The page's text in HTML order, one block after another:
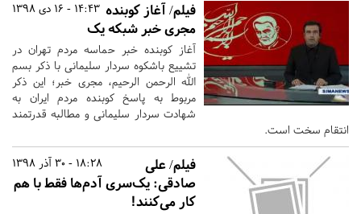
14:43 - 16 دی 1398 فیلم/ آغاز کوبنده
مجری خبر شبکه یک
آغاز کوبنده خبر حماسه مردم تهران در
تشییع باشکوه سردار سلیمانی با ذکر بسم
الله الرحمن الرحیم، مجری خبر؛ این ذکر
مربوط به پاسخ کوبنده مردم ایران به
شهادت سردار سلیمانی و مطالبه قدرتمند
انتقام سخت است.
18:28 - 30 آذر 1398
فیلم/ علی
صادقی: یک‌سری آدم‌ها فقط با هم
کار می‌کنند!